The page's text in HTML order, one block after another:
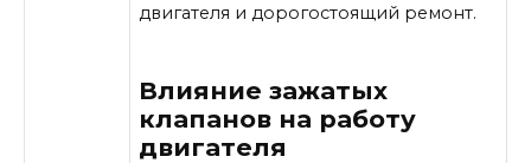
двигателя и дорогостоящий ремонт.
Влияние зажатых
клапанов на работу
двигателя